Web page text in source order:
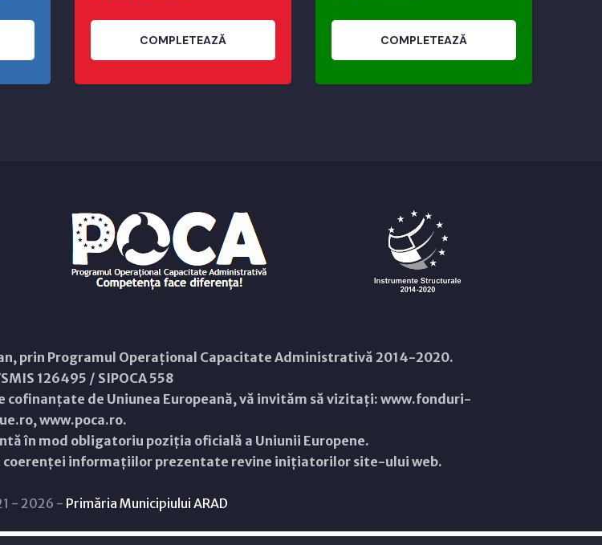
COMPLETEAZĂ COMPLETEAZĂ
prin Programul Operațional Capacitate Administrativă 2014-2020.
126495 / SIPOCA 558
de Uniunea Europeană, vă invităm să vizitați:www.fonduri-
ue.ro,www.poca.ro.
în mod obligatoriu poziția oficială a Uniunii Europene.
informațiilor prezentate revine inițiatorilor site-ului web.
- 2026 - Primăria Municipiului ARAD